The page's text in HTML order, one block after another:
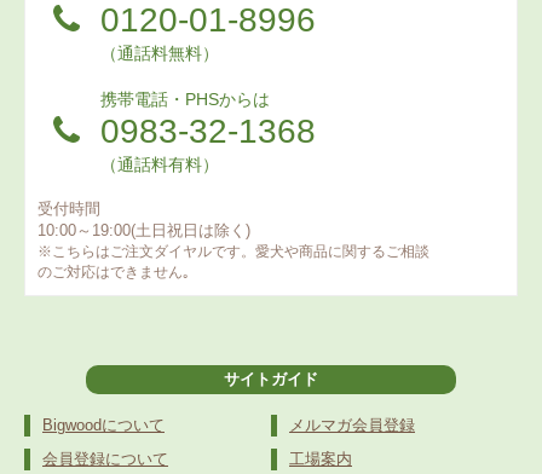
0120-01-8996
（通話料無料）
携帯電話・PHSからは
0983-32-1368
（通話料有料）
受付時間
10:00～19:00(土日祝日は除く)
※こちらはご注文ダイヤルです。愛犬や商品に関するご相談
のご対応はできません｡
サイトガイド
Bigwoodについて
会員登録について
メルマガ会員登録
工場案内